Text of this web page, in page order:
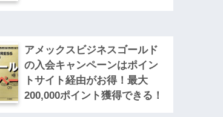
アメックスビジネスゴールド
の入会キャンペーンはポイン
トサイト経由がお得！最大
200,000ポイント獲得できる！